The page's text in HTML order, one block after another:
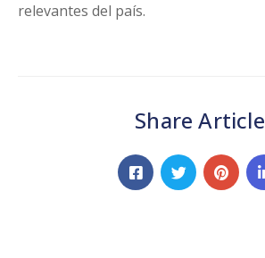
relevantes del país.
Share Article